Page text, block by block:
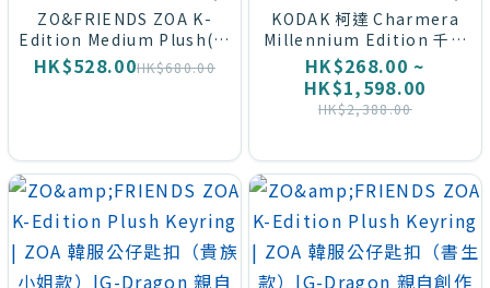
ZO&FRIENDS ZOA K-
Edition Medium Plush(韓
服宮廷國王款)|G-Dragon
HK$528.00HK$680.00
KODAK 柯達 Charmera
Millennium Edition 千禧
版 迷你數位相機 鑰匙圈 盲
盒
HK$268.00 ~
HK$1,598.00
HK$2,388.00